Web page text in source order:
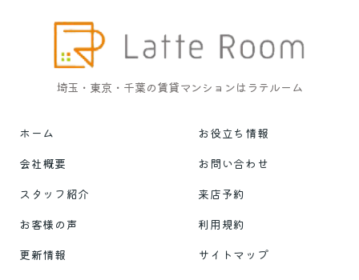
埼玉・東京・千葉の賃貸マンションはラテルーム
ホーム
お役立ち情報
会社概要
お問い合わせ
スタッフ紹介
来店予約
お客様の声
利用規約
更新情報
サイトマップ